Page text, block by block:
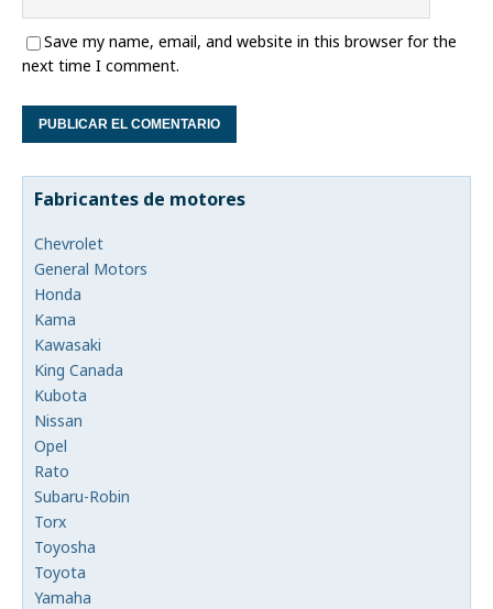
Save my name, email, and website in this browser for the
next time I comment.
Fabricantes de motores
Chevrolet
General Motors
Honda
Kama
Kawasaki
King Canada
Kubota
Nissan
Opel
Rato
Subaru-Robin
Torx
Toyosha
Toyota
Yamaha